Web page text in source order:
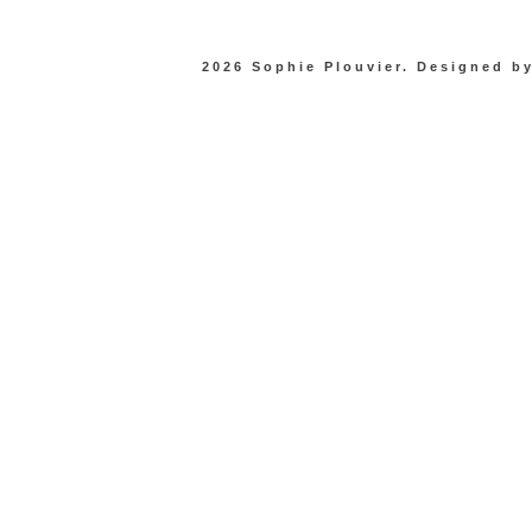
2026 Sophie Plouvier. Designed by